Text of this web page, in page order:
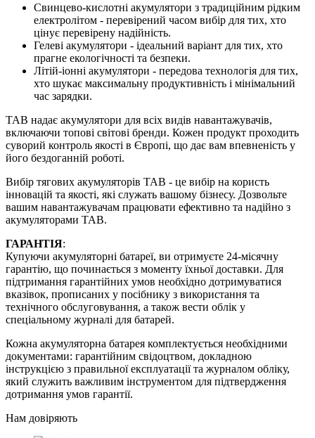
Свинцево-кислотні акумулятори з традиційним рідким
електролітом - перевірений часом вибір для тих, хто
цінує перевірену надійність.
Гелеві акумулятори - ідеальний варіант для тих, хто
прагне екологічності та безпеки.
Літій-іонні акумулятори - передова технологія для тих,
хто шукає максимальну продуктивність і мінімальний
час зарядки.
TAB надає акумулятори для всіх видів навантажувачів,
включаючи топові світові бренди. Кожен продукт проходить
суворий контроль якості в Європі, що дає вам впевненість у
його бездоганній роботі.
Вибір тягових акумуляторів TAB - це вибір на користь
інновацій та якості, які служать вашому бізнесу. Дозвольте
вашим навантажувачам працювати ефективно та надійно з
акумуляторами TAB.
ГАРАНТІЯ:
Купуючи акумуляторні батареї, ви отримуєте 24-місячну
гарантію, що починається з моменту їхньої доставки. Для
підтримання гарантійних умов необхідно дотримуватися
вказівок, прописаних у посібнику з використання та
технічного обслуговування, а також вести облік у
спеціальному журналі для батарей.
Кожна акумуляторна батарея комплектується необхідними
документами: гарантійним свідоцтвом, докладною
інструкцією з правильної експлуатації та журналом обліку,
який служить важливим інструментом для підтвердження
дотримання умов гарантії.
Нам довіряють